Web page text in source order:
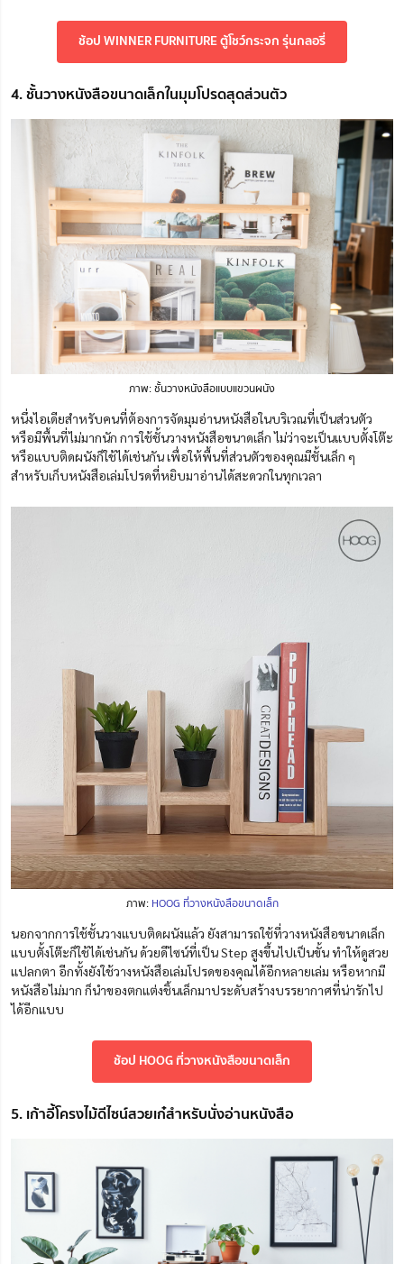
ช้อป WINNER FURNITURE ตู้โชว์กระจก รุ่นกลอรี่
4. ชั้นวางหนังสือขนาดเล็กในมุมโปรดสุดส่วนตัว
ภาพ: ชั้นวางหนังสือแบบแขวนผนัง
หนึ่งไอเดียสำหรับคนที่ต้องการจัดมุมอ่านหนังสือในบริเวณที่เป็นส่วนตัว
หรือมีพื้นที่ไม่มากนัก การใช้ชั้นวางหนังสือขนาดเล็ก ไม่ว่าจะเป็นแบบตั้งโต๊ะ
หรือแบบติดผนังก็ใช้ได้เช่นกัน เพื่อให้พื้นที่ส่วนตัวของคุณมีชั้นเล็ก ๆ
สำหรับเก็บหนังสือเล่มโปรดที่หยิบมาอ่านได้สะดวกในทุกเวลา
ภาพ: HOOG ที่วางหนังสือขนาดเล็ก
นอกจากการใช้ชั้นวางแบบติดผนังแล้ว ยังสามารถใช้ที่วางหนังสือขนาดเล็ก
แบบตั้งโต๊ะก็ใช้ได้เช่นกัน ด้วยดีไซน์ที่เป็น Step สูงขึ้นไปเป็นขั้น ทำให้ดูสวย
แปลกตา อีกทั้งยังใช้วางหนังสือเล่มโปรดของคุณได้อีกหลายเล่ม หรือหากมี
หนังสือไม่มาก ก็นำของตกแต่งชิ้นเล็กมาประดับสร้างบรรยากาศที่น่ารักไป
ได้อีกแบบ
ช้อป HOOG ที่วางหนังสือขนาดเล็ก
5. เก้าอี้โครงไม้ดีไซน์สวยเก๋สำหรับนั่งอ่านหนังสือ